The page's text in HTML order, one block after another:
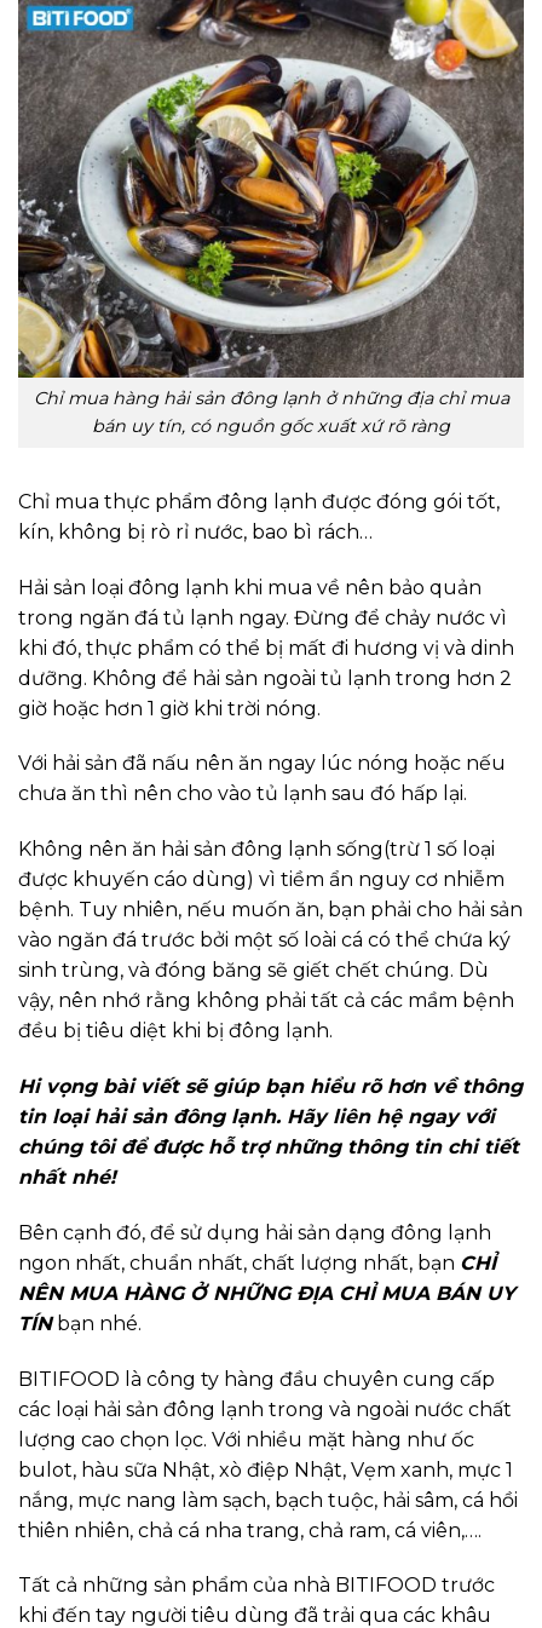
Chỉ mua hàng hải sản đông lạnh ở những địa chỉ mua
bán uy tín, có nguồn gốc xuất xứ rõ ràng
Chỉ mua thực phẩm đông lạnh được đóng gói tốt,
kín, không bị rò rỉ nước, bao bì rách…
Hải sản loại đông lạnh khi mua về nên bảo quản
trong ngăn đá tủ lạnh ngay. Đừng để chảy nước vì
khi đó, thực phẩm có thể bị mất đi hương vị và dinh
dưỡng. Không để hải sản ngoài tủ lạnh trong hơn 2
giờ hoặc hơn 1 giờ khi trời nóng.
Với hải sản đã nấu nên ăn ngay lúc nóng hoặc nếu
chưa ăn thì nên cho vào tủ lạnh sau đó hấp lại.
Không nên ăn hải sản đông lạnh sống(trừ 1 số loại
được khuyến cáo dùng) vì tiềm ẩn nguy cơ nhiễm
bệnh. Tuy nhiên, nếu muốn ăn, bạn phải cho hải sản
vào ngăn đá trước bởi một số loài cá có thể chứa ký
sinh trùng, và đóng băng sẽ giết chết chúng. Dù
vậy, nên nhớ rằng không phải tất cả các mầm bệnh
đều bị tiêu diệt khi bị đông lạnh.
Hi vọng bài viết sẽ giúp bạn hiểu rõ hơn về thông
tin loại hải sản đông lạnh. Hãy liên hệ ngay với
chúng tôi để được hỗ trợ những thông tin chi tiết
nhất nhé!
Bên cạnh đó, để sử dụng hải sản dạng đông lạnh
ngon nhất, chuẩn nhất, chất lượng nhất, bạn CHỈ
NÊN MUA HÀNG Ở NHỮNG ĐỊA CHỈ MUA BÁN UY
TÍNbạn nhé.
BITIFOOD là công ty hàng đầu chuyên cung cấp
các loại hải sản đông lạnh trong và ngoài nước chất
lượng cao chọn lọc. Với nhiều mặt hàng như ốc
bulot, hàu sữa Nhật, xò điệp Nhật, Vẹm xanh, mực 1
nắng, mực nang làm sạch, bạch tuộc, hải sâm, cá hồi
thiên nhiên, chả cá nha trang, chả ram, cá viên,….
Tất cả những sản phẩm của nhà BITIFOOD trước
khi đến tay người tiêu dùng đã trải qua các khâu